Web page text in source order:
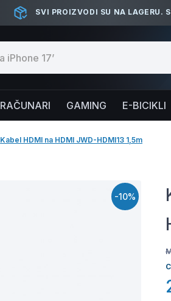
SVI PROIZVODI SU NA LAGERU.
RAČUNARI GAMING E-BICIKLI
Kabel HDMI na HDMI JWD-HDMI13 1,5m
-10%